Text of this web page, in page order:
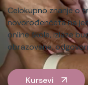
Celokupno znanje o
novorođenčeta na
online škole, izlaze
obrazovane,
Kursevi